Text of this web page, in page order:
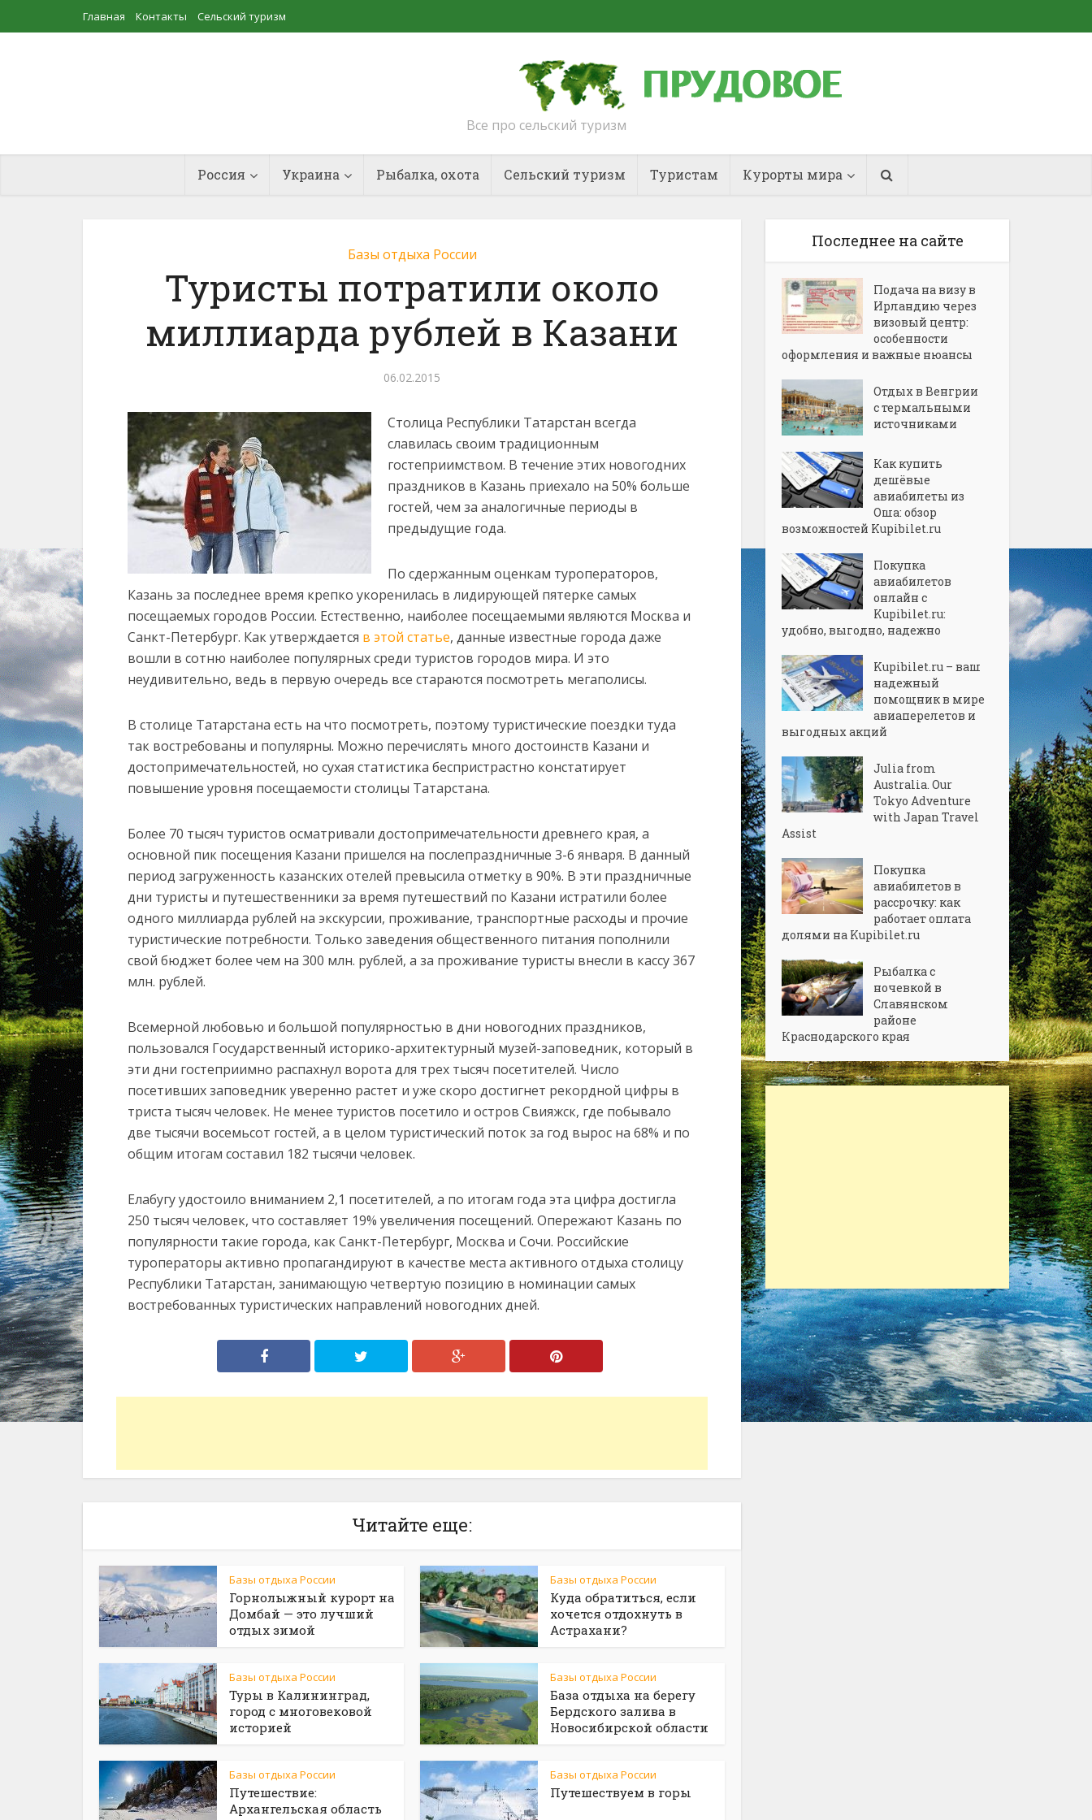
Главная Контакты Сельский туризм
Все про сельский туризм
Россия Украина Рыбалка, охота Сельский туризм Туристам Курорты мира
Базы отдыха России
Туристы потратили около
миллиарда рублей в Казани
06.02.2015
Столица Республики Татарстан всегда
славилась своим традиционным
гостеприимством. В течение этих новогодних
праздников в Казань приехало на 50% больше
гостей, чем за аналогичные периоды в
предыдущие года.
По сдержанным оценкам туроператоров,
Казань за последнее время крепко укоренилась в лидирующей пятерке самых
посещаемых городов России. Естественно, наиболее посещаемыми являются Москва и
Санкт-Петербург. Как утверждается в этой статье, данные известные города даже
вошли в сотню наиболее популярных среди туристов городов мира. И это
неудивительно, ведь в первую очередь все стараются посмотреть мегаполисы.
В столице Татарстана есть на что посмотреть, поэтому туристические поездки туда
так востребованы и популярны. Можно перечислять много достоинств Казани и
достопримечательностей, но сухая статистика беспристрастно констатирует
повышение уровня посещаемости столицы Татарстана.
Более 70 тысяч туристов осматривали достопримечательности древнего края, а
основной пик посещения Казани пришелся на послепраздничные 3-6 января. В данный
период загруженность казанских отелей превысила отметку в 90%. В эти праздничные
дни туристы и путешественники за время путешествий по Казани истратили более
одного миллиарда рублей на экскурсии, проживание, транспортные расходы и прочие
туристические потребности. Только заведения общественного питания пополнили
свой бюджет более чем на 300 млн. рублей, а за проживание туристы внесли в кассу 367
млн. рублей.
Всемерной любовью и большой популярностью в дни новогодних праздников,
пользовался Государственный историко-архитектурный музей-заповедник, который в
эти дни гостеприимно распахнул ворота для трех тысяч посетителей. Число
посетивших заповедник уверенно растет и уже скоро достигнет рекордной цифры в
триста тысяч человек. Не менее туристов посетило и остров Свияжск, где побывало
две тысячи восемьсот гостей, а в целом туристический поток за год вырос на 68% и по
общим итогам составил 182 тысячи человек.
Елабугу удостоило вниманием 2,1 посетителей, а по итогам года эта цифра достигла
250 тысяч человек, что составляет 19% увеличения посещений. Опережают Казань по
популярности такие города, как Санкт-Петербург, Москва и Сочи. Российские
туроператоры активно пропагандируют в качестве места активного отдыха столицу
Республики Татарстан, занимающую четвертую позицию в номинации самых
востребованных туристических направлений новогодних дней.
Читайте еще:
Базы отдыха России
Горнолыжный курорт на
Домбай — это лучший
отдых зимой
Базы отдыха России
Куда обратиться, если
хочется отдохнуть в
Астрахани?
Базы отдыха России
Туры в Калининград,
город с многовековой
историей
Базы отдыха России
База отдыха на берегу
Бердского залива в
Новосибирской области
Базы отдыха России
Путешествие:
Архангельская область
Базы отдыха России
Путешествуем в горы
Последнее на сайте
Подача на визу в
Ирландию через
визовый центр:
особенности
оформления и важные нюансы
Отдых в Венгрии
с термальными
источниками
Как купить
дешёвые
авиабилеты из
Оша: обзор
возможностей Kupibilet.ru
Покупка
авиабилетов
онлайн с
Kupibilet.ru:
удобно, выгодно, надежно
Kupibilet.ru – ваш
надежный
помощник в мире
авиаперелетов и
выгодных акций
Julia from
Australia. Our
Tokyo Adventure
with Japan Travel
Assist
Покупка
авиабилетов в
рассрочку: как
работает оплата
долями на Kupibilet.ru
Рыбалка с
ночевкой в
Славянском
районе
Краснодарского края